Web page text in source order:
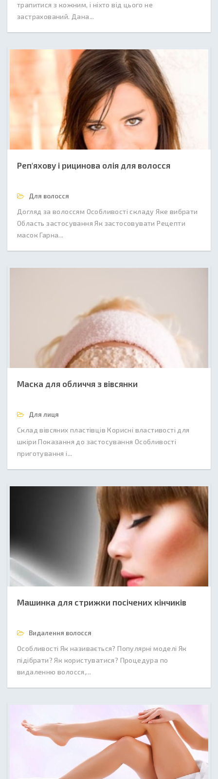
трапитися з кожним, і ніхто від цього не
застрахований. Дана...
Реп'яхову і рицинова олія для волосся
Для волосся
Догляд за волоссям Особливості складу Яке вибрати
Область застосування Як застосовувати Рецепти
масок Гарна...
Маска для обличчя з вівсянки
Для лиця
Склад вівсяних пластівців Корисні властивості для
шкіри Показання до застосування Особливості
приготування і...
Машинка для стрижки посічених кінчиків
Видалення волосся
Особливості Як називається? Популярні моделі Як
підібрати? Як користуватися? Процедура по
видаленню волосся,...